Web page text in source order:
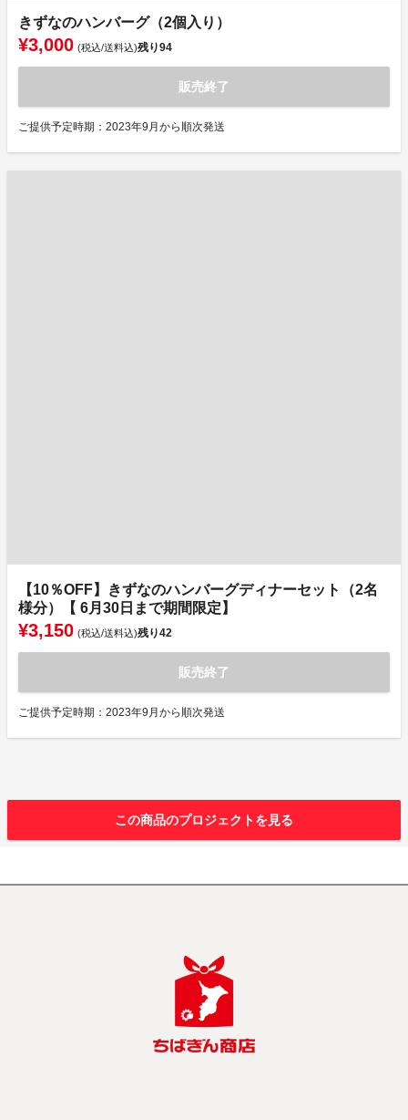
きずなのハンバーグ（2個入り）
¥3,000 (税込/送料込)残り94
販売終了
ご提供予定時期：2023年9月から順次発送
【10％OFF】きずなのハンバーグディナーセット（2名
様分）【 6月30日まで期間限定】
¥3,150 (税込/送料込)残り42
販売終了
ご提供予定時期：2023年9月から順次発送
この商品のプロジェクトを見る